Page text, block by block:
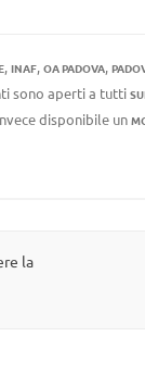
, INAF, OA PADOVA,
sono aperti a tutti
disponibile un
la